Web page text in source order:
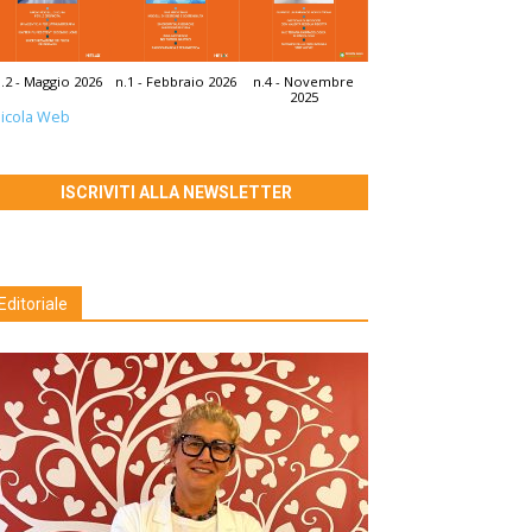
- Maggio 2026 n.1 - Febbraio 2026
n.4 - Novembre
2025
Web
ISCRIVITI ALLA NEWSLETTER